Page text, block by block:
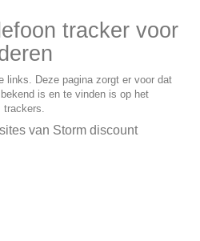
tracker voor
links. Deze pagina zorgt er voor dat
is en te vinden is op het
trackers.
van Storm discount